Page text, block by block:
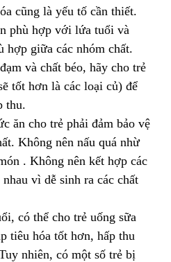
cũng là yếu tố cần thiết.
hợp với lứa tuổi và
hợp giữa các nhóm chất.
và chất béo, hãy cho trẻ
tốt hơn là các loại củ) để
thu.
cho trẻ phải đảm bảo vệ
Không nên nấu quá nhừ
. Không nên kết hợp các
vì dễ sinh ra các chất
thể cho trẻ uống sữa
tiêu hóa tốt hơn, hấp thu
nhiên, có một số trẻ bị